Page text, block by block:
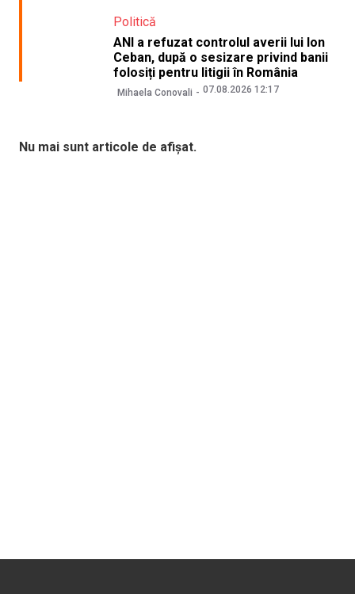
Politică
ANI a refuzat controlul averii lui Ion
Ceban, după o sesizare privind banii
folosiți pentru litigii în România
Mihaela Conovali 07.08.2026 12:17
Nu mai sunt articole de afișat.